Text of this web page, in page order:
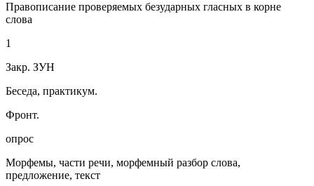
Правописание проверяемых безударных гласных в корне
слова
1
Закр. ЗУН
Беседа, практикум.
Фронт.
опрос
Морфемы, части речи, морфемный разбор слова,
предложение, текст